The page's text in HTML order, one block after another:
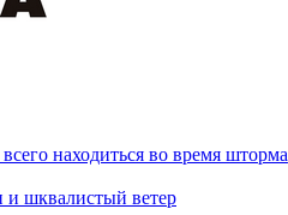
находиться во время шторма
и шквалистый ветер